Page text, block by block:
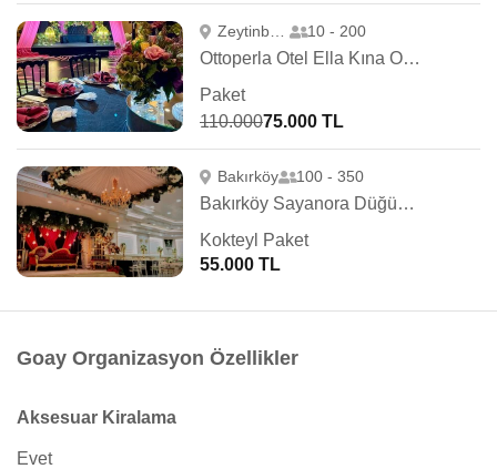
Zeytinburnu 10 - 200
Ottoperla Otel Ella Kına Organizasyonu
Paket
110.00075.000 TL
Bakırköy 100 - 350
Bakırköy Sayanora Düğün Davet Salonları
Kokteyl Paket
55.000 TL
Goay Organizasyon Özellikler
Aksesuar Kiralama
Evet